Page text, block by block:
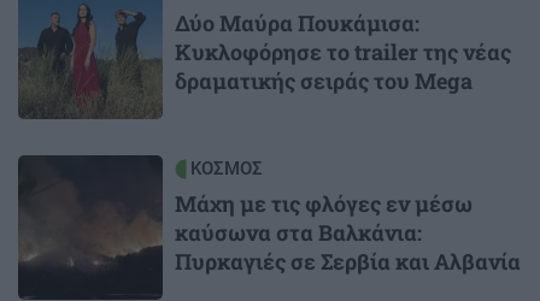
Δύο Μαύρα Πουκάμισα:
Κυκλοφόρησε το trailer της νέας
δραματικής σειράς του Mega
ΚΟΣΜΟΣ
Μάχη με τις φλόγες εν μέσω
καύσωνα στα Βαλκάνια:
Πυρκαγιές σε Σερβία και Αλβανία